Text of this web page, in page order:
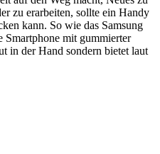
zu erarbeiten, sollte ein Handy
kann. So wie das Samsung
mit gummierter
in der Hand sondern bietet laut